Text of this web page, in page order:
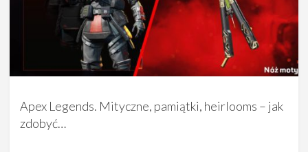
Apex Legends. Mityczne, pamiątki, heirlooms – jak
zdobyć…